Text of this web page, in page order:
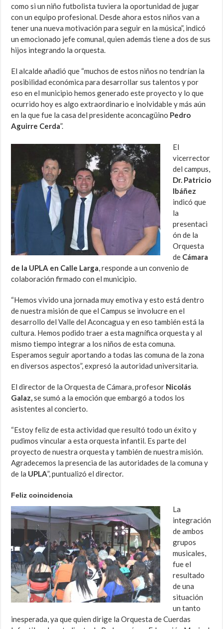
como si un niño futbolista tuviera la oportunidad de jugar
con un equipo profesional. Desde ahora estos niños van a
tener una nueva motivación para seguir en la música”, indicó
un emocionado jefe comunal, quien además tiene a dos de sus
hijos integrando la orquesta.
El alcalde añadió que “muchos de estos niños no tendrían la
posibilidad económica para desarrollar sus talentos y por
eso en el municipio hemos generado este proyecto y lo que
ocurrido hoy es algo extraordinario e inolvidable y más aún
en la que fue la casa del presidente aconcagüino Pedro
Aguirre Cerda”.
El
vicerrector
del campus,
Dr. Patricio
Ibáñez
indicó que
la
presentaci
ón de la
Orquesta
de Cámara
de la UPLA en Calle Larga, responde a un convenio de
colaboración firmado con el municipio.
“Hemos vivido una jornada muy emotiva y esto está dentro
de nuestra misión de que el Campus se involucre en el
desarrollo del Valle del Aconcagua y en eso también está la
cultura. Hemos podido traer a esta magnífica orquesta y al
mismo tiempo integrar a los niños de esta comuna.
Esperamos seguir aportando a todas las comuna de la zona
en diversos aspectos”, expresó la autoridad universitaria.
El director de la Orquesta de Cámara, profesor Nicolás
Galaz,se sumó a la emoción que embargó a todos los
asistentes al concierto.
“Estoy feliz de esta actividad que resultó todo un éxito y
pudimos vincular a esta orquesta infantil. Es parte del
proyecto de nuestra orquesta y también de nuestra misión.
Agradecemos la presencia de las autoridades de la comuna y
de la UPLA”, puntualizó el director.
Feliz coincidencia
La
integración
de ambos
grupos
musicales,
fue el
resultado
de una
situación
un tanto
inesperada, ya que quien dirige la Orquesta de Cuerdas